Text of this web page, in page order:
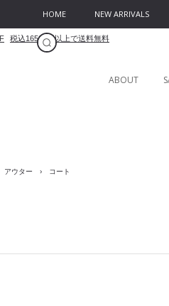
HOME NEW ARRIVALS
税込16500円以上で送料無料
ABOUT
アウター › コート